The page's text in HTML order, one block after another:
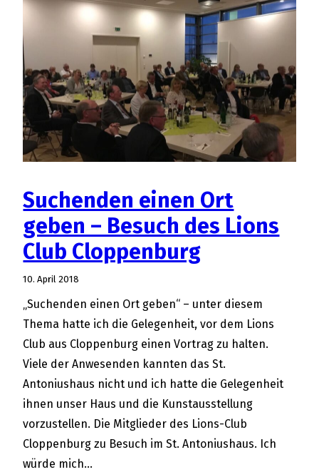
auf
Tour
Suchenden einen Ort
geben – Besuch des Lions
Club Cloppenburg
10. April 2018
„Suchenden einen Ort geben“ – unter diesem
Thema hatte ich die Gelegenheit, vor dem Lions
Club aus Cloppenburg einen Vortrag zu halten.
Viele der Anwesenden kannten das St.
Antoniushaus nicht und ich hatte die Gelegenheit
ihnen unser Haus und die Kunstausstellung
vorzustellen. Die Mitglieder des Lions-Club
Cloppenburg zu Besuch im St. Antoniushaus. Ich
würde mich…